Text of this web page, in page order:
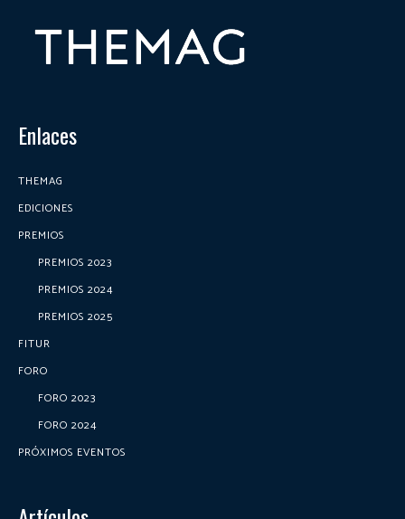
Enlaces
THEMAG
EDICIONES
PREMIOS
PREMIOS 2023
PREMIOS 2024
PREMIOS 2025
FITUR
FORO
FORO 2023
FORO 2024
PRÓXIMOS EVENTOS